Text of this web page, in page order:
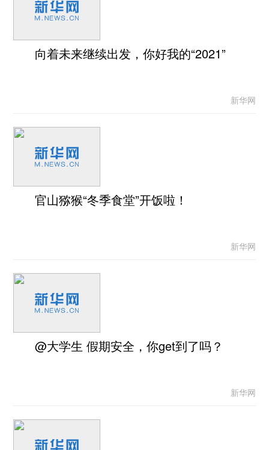
向着未来继续出发，你好我的“2021”
新华网
官山猕猴“冬季食堂”开饭啦！
新华网
@大学生 假期安全，你get到了吗？
新华网